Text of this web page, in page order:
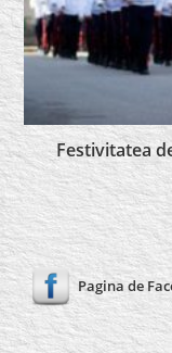
Festivitatea
Pagina de